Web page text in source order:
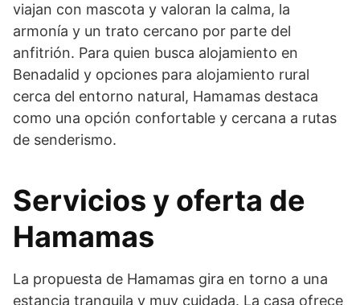
viajan con mascota y valoran la calma, la
armonía y un trato cercano por parte del
anfitrión. Para quien busca alojamiento en
Benadalid y opciones para alojamiento rural
cerca del entorno natural, Hamamas destaca
como una opción confortable y cercana a rutas
de senderismo.
Servicios y oferta de
Hamamas
La propuesta de Hamamas gira en torno a una
estancia tranquila y muy cuidada. La casa ofrece